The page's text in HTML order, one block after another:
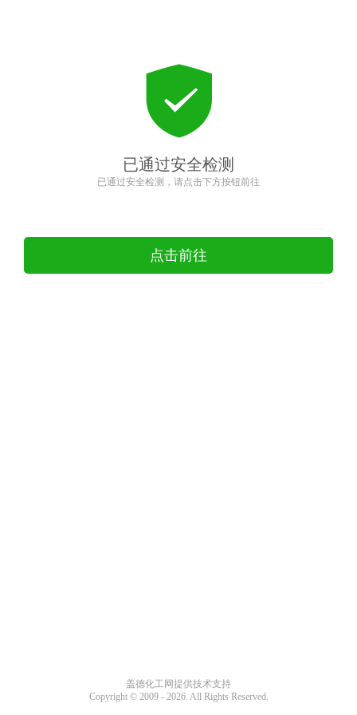
已通过安全检测
已通过安全检测，请点击下方按钮前往
点击前往
盖德化工网提供技术支持
Copyright © 2009 - 2026. All Rights Reserved.